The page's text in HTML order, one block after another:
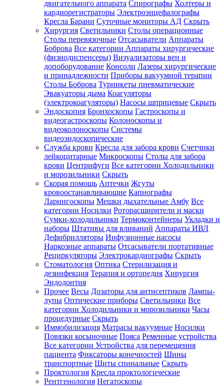
двигательного аппарата Спирографы Холтеры и
кардиорегистраторы Электроэнцефалографы
Кресла Барани Суточные мониторы АД Скрыть
Хирургия Светильники Столы операционные
Столы перевязочные Отсасыватели Аппараты
Боброва Все категории Аппараты хирургические
(физиодиспенсеры) Визуализаторы вен и
допоборудование Консоли Лазеры хирургические
и принадлежности Приборы вакуумной терапии
Столы Боброва Турникеты пневматические
Эвакуаторы дыма Коагуляторы
(электрокоагуляторы) Насосы шприцевые Скрыть
Эндоскопия Бронхоскопы Гастроскопы и
видеогастроскопы Колоноскопы и
видеоколоноскопы Системы
видеоэндоскопические
Служба крови Кресла для забора крови Счетчики
лейкоцитарные Микроскопы Столы для забора
крови Центрифуги Все категории Холодильники
и морозильники Скрыть
Скорая помощь Аптечки Жгуты
кровоостанавливающие Капнографы
Ларингоскопы Мешки дыхательные Амбу Все
категории Носилки Роторасширители и маски
Сумки-холодильники Термоконтейнеры Укладки и
наборы Штативы для вливаний Аппараты ИВЛ
Дефибрилляторы Инфузионные насосы
Наркозные аппараты Отсасыватели портативные
Рециркуляторы Электрокардиографы Скрыть
Стоматология Оптика Стерилизация и
дезинфекция Терапия и ортопедия Хирургия
Эндодонтия
Прочее Весы Дозаторы для антисептиков Лампы-
лупы Оптические приборы Светильники Все
категории Холодильники и морозильники Часы
процедурные Скрыть
Иммобилизация Матрасы вакуумные Носилки
Повязки косыночные Пояса Ременные устройства
Все категории Устройства для перемещения
пациента Фиксаторы конечностей Шины
транспортные Щиты спинальные Скрыть
Проктология Кресла проктологические
Рентгенология Негатоскопы